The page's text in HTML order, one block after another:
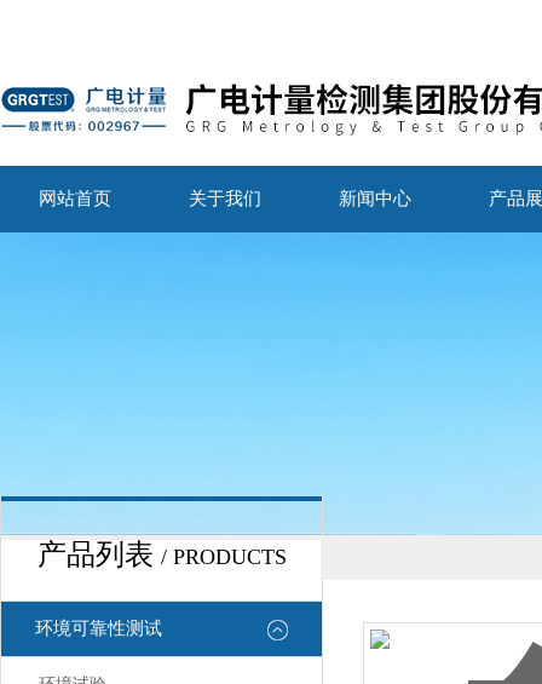
网站首页 关于我们 新闻中心 产品
产品列表 / PRODUCTS
环境可靠性测试